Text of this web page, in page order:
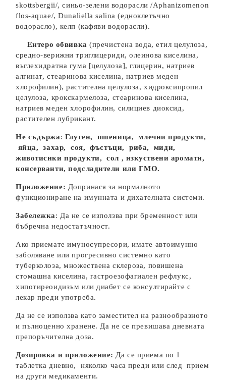
skottsbergii/,синьо-зелени водорасли/Aphanizomenon
flos-aquae/,Dunaliella salina(едноклетъчно
водорасло), келп (кафяви водорасли).
Ентеро обвивка (пречистена вода, етил целулоза,
средно-верижни триглицериди, олеинова киселина,
въглехидратна гума [целулоза], глицерин, натриев
алгинат, стеаринова киселина, натриев меден
хлорофилин), растителна целулоза, хидроксипропил
целулоза, крокскармелоза, стеаринова киселина,
натриев меден хлорофилин, силициев диоксид,
растителен лубрикант.
Не съдържа: Глутен, пшеница,
млечни продукти,
яйца, захар, соя, фъстъци,
риба, миди,
животиснки продукти, сол , изкуствени аромати,
консерванти, подсладители или ГМО.
Приложение: Допринася за нормалното
функциониране на имунната и дихателната системи.
Забележка: Да не се използва при бременност или
бъбречна недостатъчност.
Ако приемате имуносупресори, имате автоимунно
заболяване или прогресивно системно като
туберколоза, множествена склероза, повишена
стомашна киселина, гастроезофагиален рефлукс,
хипотиреоидизъм или диабет се консултирайте с
лекар преди употреба.
Да не се използва като заместител на разнообразното
и пълноценно хранене. Да не се превишава дневната
препоръчителна доза.
Дозировка и приложение: Да се приема по 1
таблетка дневно, няколко часа преди или след прием
на други медикаменти.